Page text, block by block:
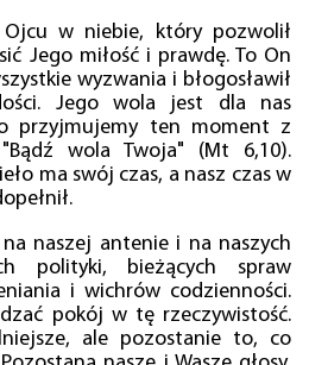
Ojcu w niebie, który pozwolił
Jego miłość i prawdę. To On
wyzwania i błogosławił
Jego wola jest dla nas
przyjmujemy ten moment z
wola Twoja" (Mt 6,10).
ma swój czas, a nasz czas w
naszej antenie i na naszych
polityki, bieżących spraw
i wichrów codzienności.
pokój w tę rzeczywistość.
ale pozostanie to, co